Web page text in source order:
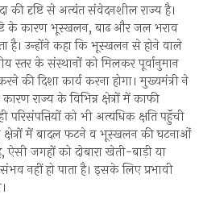
की दृष्टि से अत्यंत संवेदनशील राज्य है।
के कारण भूस्खलन, बाढ और जल भराव
उन्होंने कहा कि भूस्खलन से होने वाले
स्तर के संस्थानों को मिलकर पूर्वानुमान
की दिशा कार्य करना होगा। मुख्यमंत्री ने
राज्य के विभिन्न क्षेत्रों में काफी
को भी अत्यधिक क्षति पहॅुंची
क्षेत्रों में बादल फटने व भूस्खलन की घटनाओं
जगहों को दोबारा खेती-बाड़ी या
नहीं हो पाता है। इसके लिए प्रभावी